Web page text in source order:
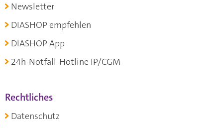
Newsletter
DIASHOP empfehlen
DIASHOP App
24h-Notfall-Hotline IP/CGM
Rechtliches
Datenschutz